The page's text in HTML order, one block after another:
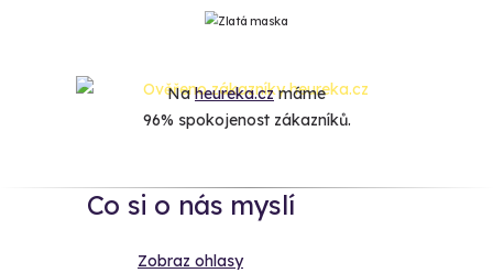
Naheureka.czmáme
96% spokojenost zákazníků.
Co si o nás myslí
Zobraz ohlasy